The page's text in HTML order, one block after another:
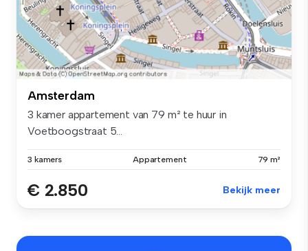
Amsterdam
3 kamer appartement van 79 m² te huur in
Voetboogstraat 5...
3 kamers Appartement 79 m²
€ 2.850 Bekijk meer